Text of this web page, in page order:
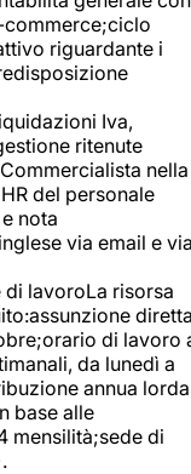
commerce;ciclo
riguardante i
Iva,
ritenute
nella
del personale
nota
via email e
di lavoroLa risorsa
di lavoro
da lunedì a
annua lorda
base alle
mensilità;sede di